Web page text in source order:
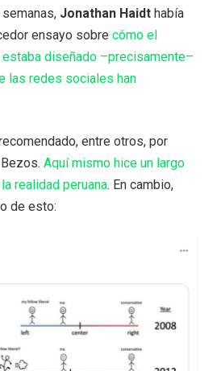
Jonathan Haidt había
ensayo sobre cómo el
diseñado –precisamente–
las redes sociales han
entre otros, por
Aquí mismo hice un largo
realidad peruana. En cambio,
de esto: